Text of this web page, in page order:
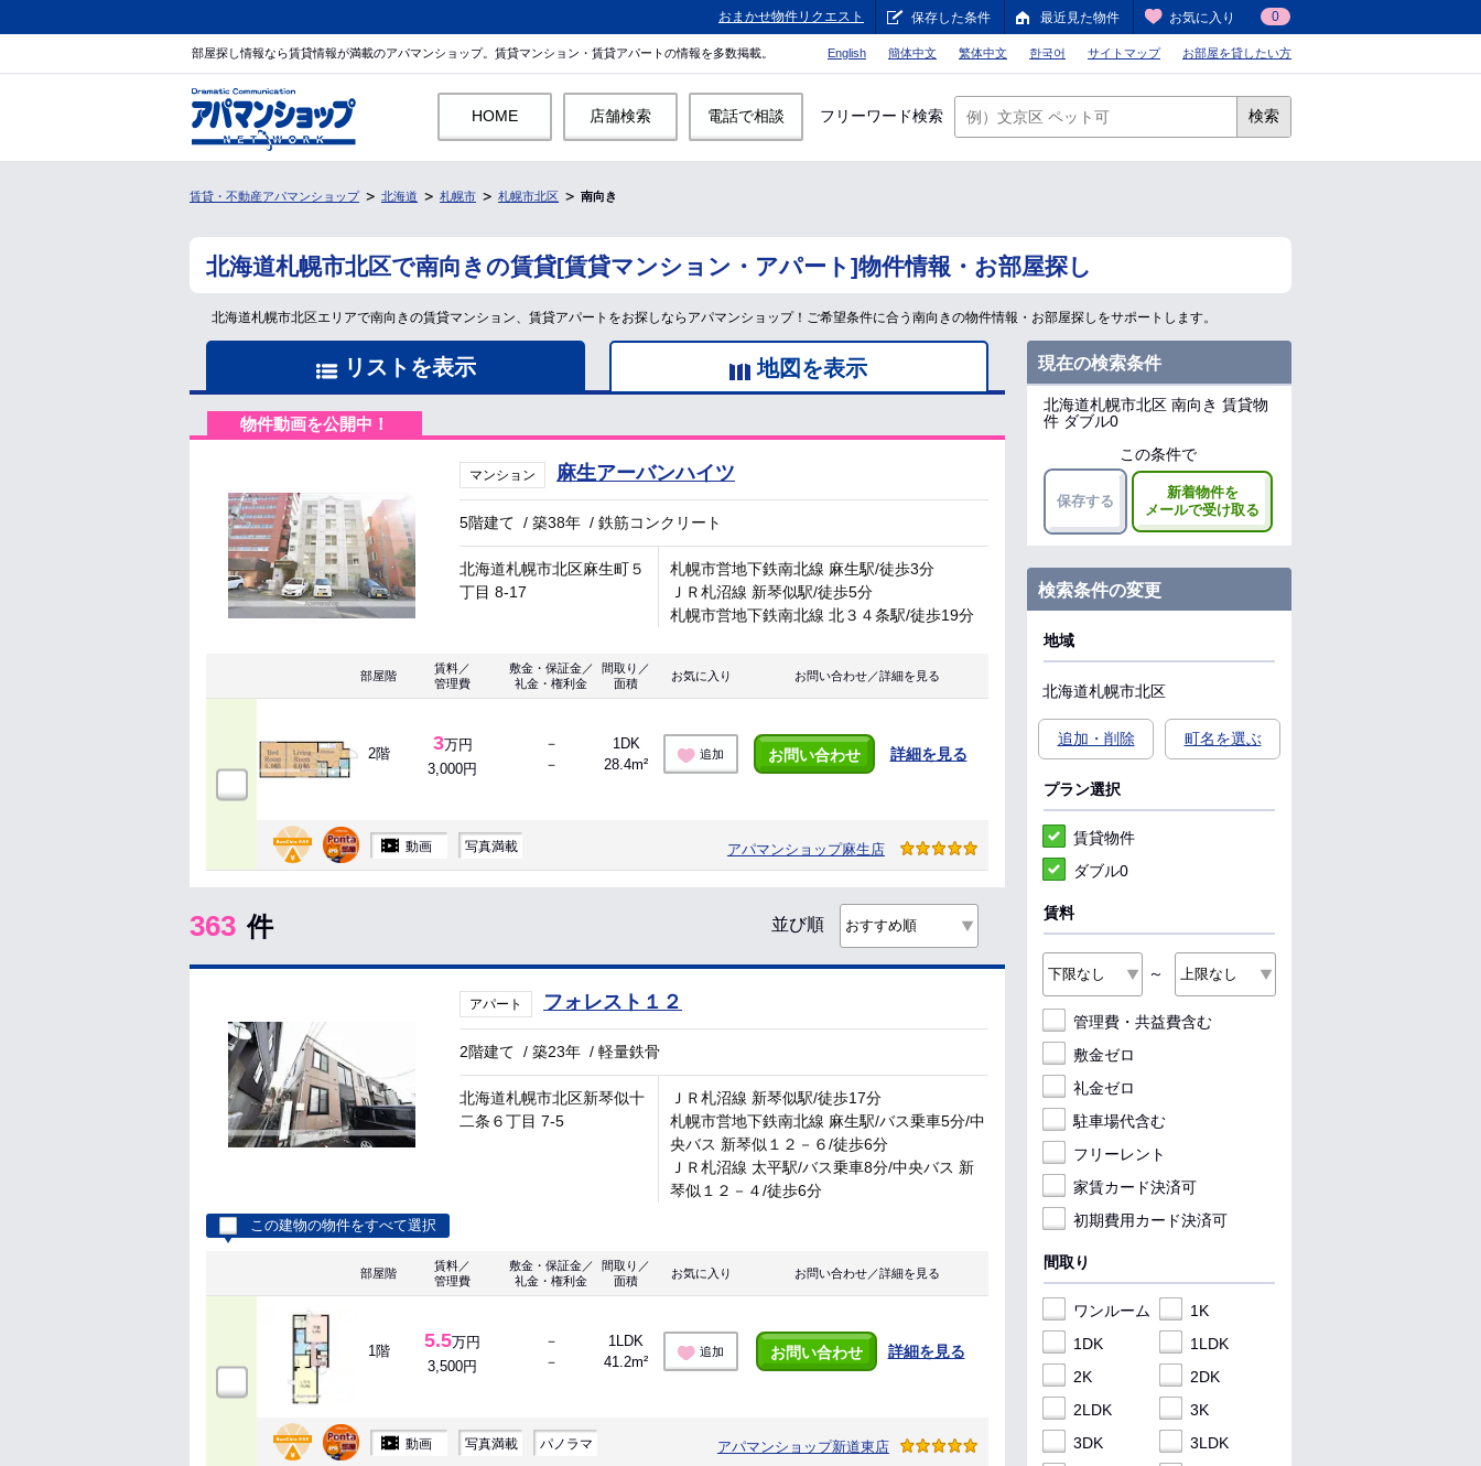
おまかせ物件リクエスト 保存した条件 最近見た物件 お気に入り 0
部屋探し情報なら賃貸情報が満載のアパマンショップ。賃貸マンション・賃貸アパートの情報を多数掲載。 English 簡体中文 繁体中文 한국어 サイトマップ お部屋を貸したい方
HOME 店舗検索 電話で相談 フリーワード検索 検索
賃貸・不動産アパマンショップ 北海道 札幌市 札幌市北区 南向き
北海道札幌市北区で南向きの賃貸[賃貸マンション・アパート]物件情報・お部屋探し
北海道札幌市北区エリアで南向きの賃貸マンション、賃貸アパートをお探しならアパマンショップ！ご希望条件に合う南向きの物件情報・お部屋探しをサポートします。
リストを表示 地図を表示
物件動画を公開中！
マンション 麻生アーバンハイツ
5階建て /築38年 /鉄筋コンクリート
北海道札幌市北区麻生町５
丁目 8-17
札幌市営地下鉄南北線 麻生駅/徒歩3分
ＪＲ札沼線 新琴似駅/徒歩5分
札幌市営地下鉄南北線 北３４条駅/徒歩19分
部屋階
賃料／
管理費
敷金・保証金／
礼金・権利金
間取り／
面積
お気に入り お問い合わせ／詳細を見る
2階 3万円
3,000円
－
－
1DK
28.4m²
追加 お問い合わせ 詳細を見る
動画 写真満載 アパマンショップ麻生店
363 件 並び順
アパート フォレスト１２
2階建て /築23年 /軽量鉄骨
北海道札幌市北区新琴似十
二条６丁目 7-5
ＪＲ札沼線 新琴似駅/徒歩17分
札幌市営地下鉄南北線 麻生駅/バス乗車5分/中
央バス 新琴似１２－６/徒歩6分
ＪＲ札沼線 太平駅/バス乗車8分/中央バス 新
琴似１２－４/徒歩6分
この建物の物件をすべて選択
部屋階
賃料／
管理費
敷金・保証金／
礼金・権利金
間取り／
面積
お気に入り お問い合わせ／詳細を見る
1階 5.5万円
3,500円
－
－
1LDK
41.2m²
追加 お問い合わせ 詳細を見る
動画 写真満載 パノラマ アパマンショップ新道東店
現在の検索条件
北海道札幌市北区 南向き 賃貸物
件 ダブル0
この条件で
保存する
新着物件を
メールで受け取る
検索条件の変更
地域
北海道札幌市北区
追加・削除 町名を選ぶ
プラン選択
賃貸物件
ダブル0
賃料
～
管理費・共益費含む
敷金ゼロ
礼金ゼロ
駐車場代含む
フリーレント
家賃カード決済可
初期費用カード決済可
間取り
ワンルーム
1K
1DK
1LDK
2K
2DK
2LDK
3K
3DK
3LDK